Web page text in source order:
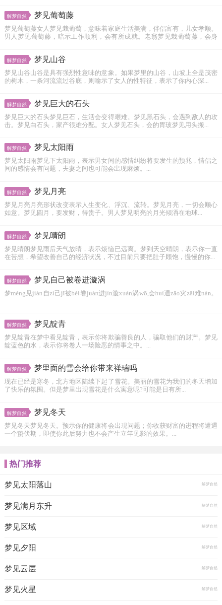
解梦自然 梦见葡萄藤
梦见葡萄藤女人梦见栽葡萄，意味着家庭生活美满，伴侣富有，儿女孝顺。
男人梦见葡萄藤，暗示工作顺利，会有所成就。老翁梦见栽葡萄藤，会身
解梦自然 梦见山谷
梦见山谷山谷是具有强烈性意味的意象。如果梦里的山谷，山坡上全是茂密
的树木，一条河流流过谷底，则喻示了女人的性特征，表示了你内心深...
解梦自然 梦见巨大的石头
梦见巨大的石头梦见巨石，生活会变得艰难。梦见黑石头，会遇到敌人的攻
击。梦见白石头，家产很难分配。女人梦见石头，会的胃玻梦见用头搬...
解梦自然 梦见太阳雨
梦见太阳雨梦见下太阳雨，表示男女间的感情纠纷将要发生的预兆，情侣之
间的感情会有问题，夫妻之间也可能会出现麻烦。...
解梦自然 梦见月亮
梦见月亮月亮形状改变表示人生变化、浮沉、流转。梦见月亮，一切会顺心
如意。梦见圆月，要发财，得贵子。男人梦见明亮的月光倾洒在地球...
解梦自然 梦见晴朗
梦见晴朗梦见雨后天气放晴，表示烦恼已远离。梦到天空晴朗，表示你一直
在苦想，希望改善自己的经济状况，不过目前只要把肚子顾饱，慢慢的你...
解梦自然 梦见自己被卷进漩涡
梦mèng见jiàn自zì己jǐ被bèi卷juàn进jìn漩xuán涡wō,会huì遭zāo灾zāi难nán。
...
解梦自然 梦见靛青
梦见靛青在梦中看见靛青，表示你将欺骗善良的人，骗取他们的财产。梦见
靛蓝色的水，表示你将卷人一场险恶的情事之中。...
解梦自然 梦里面的雪会给你带来祥瑞吗
现在已经是寒冬，北方地区陆续下起了雪花。美丽的雪花为我们的冬天增加
了快乐的氛围。但是梦里出现雪花是什么寓意呢?可能是日有所...
解梦自然 梦见冬天
梦见冬天梦见冬天。预示你的健康将会出现问题；你收获财富的进程将遭遇
一个蛰伏期，即使你此后努力也不会产生立竿见影的效果。...
热门推荐
梦见太阳落山 解梦自然
梦见满月东升 解梦自然
梦见区域 解梦自然
梦见夕阳 解梦自然
梦见云层 解梦自然
梦见火星 解梦自然